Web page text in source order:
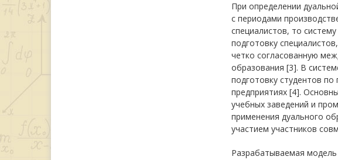
При определении
с периодами
специалистов, то
подготовку
четко согласованную
образования [3]. В
подготовку студентов
предприятиях [4].
учебных заведений и
применения дуального
участием участников
Разрабатываемая